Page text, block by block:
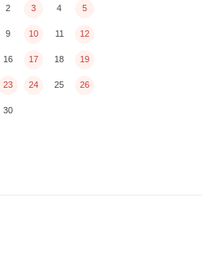
2 3 4 5
9 10 11 12
16 17 18 19
23 24 25 26
30